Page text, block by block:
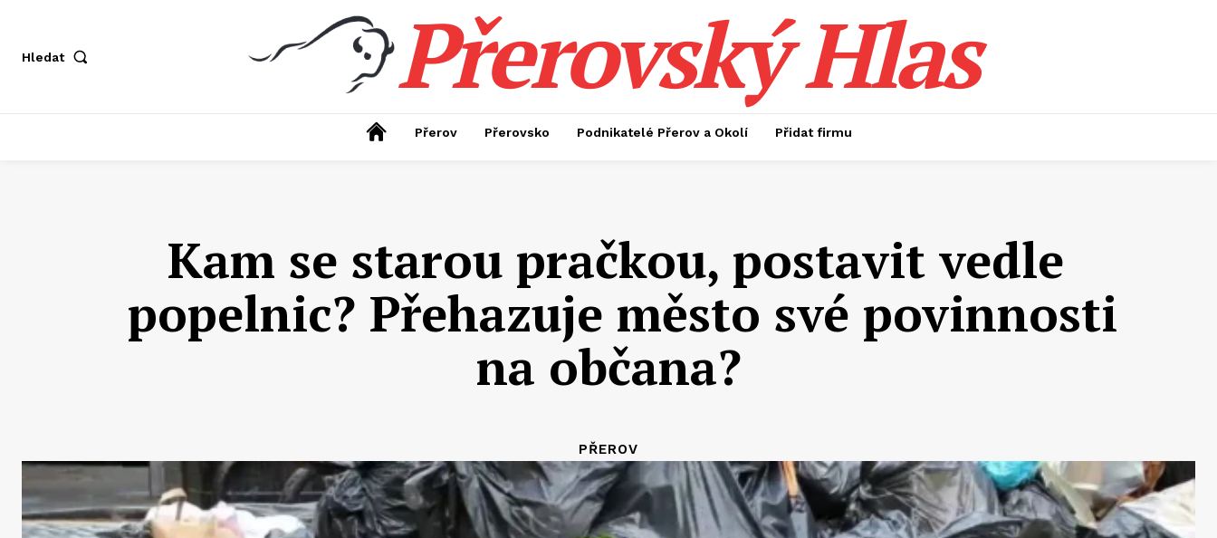
Hledat Přerovský Hlas
Přerov Přerovsko Podnikatelé Přerov a Okolí Přidat firmu
Kam se starou pračkou, postavit vedle
popelnic? Přehazuje město své povinnosti
na občana?
PŘEROV